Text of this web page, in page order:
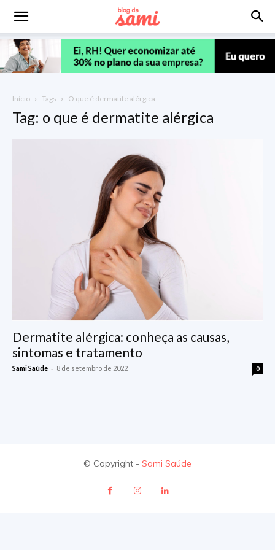
Início Tags O que é dermatite alérgica
Tag: o que é dermatite alérgica
Dermatite alérgica: conheça as causas,
sintomas e tratamento
Sami Saúde - 8 de setembro de 2022 0
© Copyright - Sami Saúde